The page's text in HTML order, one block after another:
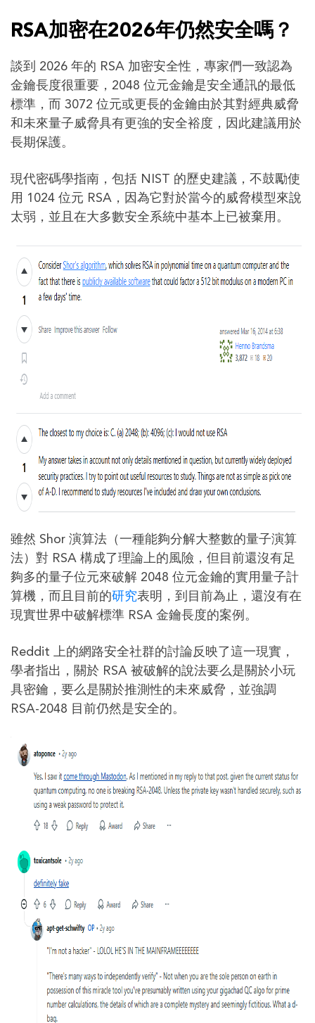
RSA加密在2026年仍然安全嗎？
談到 2026 年的 RSA 加密安全性，專家們一致認為
金鑰長度很重要，2048 位元金鑰是安全通訊的最低
標準，而 3072 位元或更長的金鑰由於其對經典威脅
和未來量子威脅具有更強的安全裕度，因此建議用於
長期保護。
現代密碼學指南，包括 NIST 的歷史建議，不鼓勵使
用 1024 位元 RSA，因為它對於當今的威脅模型來說
太弱，並且在大多數安全系統中基本上已被棄用。
雖然 Shor 演算法（一種能夠分解大整數的量子演算
法）對 RSA 構成了理論上的風險，但目前還沒有足
夠多的量子位元來破解 2048 位元金鑰的實用量子計
算機，而且目前的研究表明，到目前為止，還沒有在
現實世界中破解標準 RSA 金鑰長度的案例。
Reddit 上的網路安全社群的討論反映了這一現實，
學者指出，關於 RSA 被破解的說法要么是關於小玩
具密鑰，要么是關於推測性的未來威脅，並強調
RSA-2048 目前仍然是安全的。